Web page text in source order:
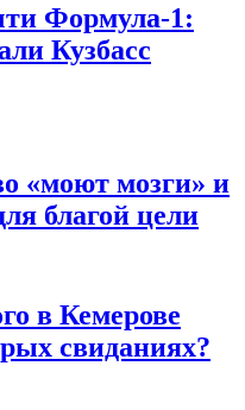
Формула-1:
Кузбасс
«моют мозги» и
благой цели
в Кемерове
свиданиях?